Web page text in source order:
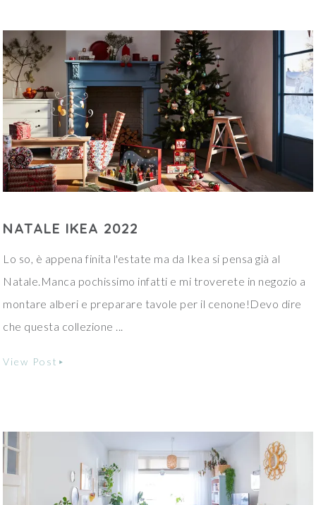
NATALE IKEA 2022
Lo so, è appena finita l'estate ma da Ikea si pensa già al
Natale.Manca pochissimo infatti e mi troverete in negozio a
montare alberi e preparare tavole per il cenone!Devo dire
che questa collezione ...
View Post